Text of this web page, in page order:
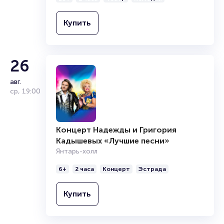
Купить
26
авг.
ср, 19:00
Концерт Надежды и Григория
Кадышевых «Лучшие песни»
Янтарь-холл
6+ 2 часа Концерт Эстрада
Купить